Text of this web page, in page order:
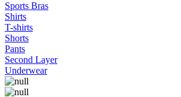
Sports Bras
Shirts
T-shirts
Shorts
Pants
Second Layer
Underwear